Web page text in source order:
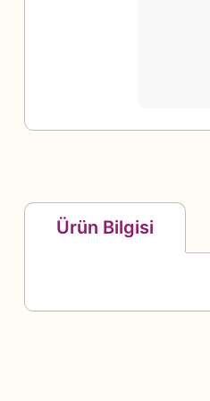
Ürün Bilgisi